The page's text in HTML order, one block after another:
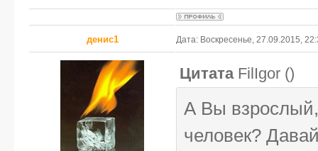
денис1 Дата: Воскресенье, 27.09.2015,
Цитата FilIgor ()
А Вы
человек?